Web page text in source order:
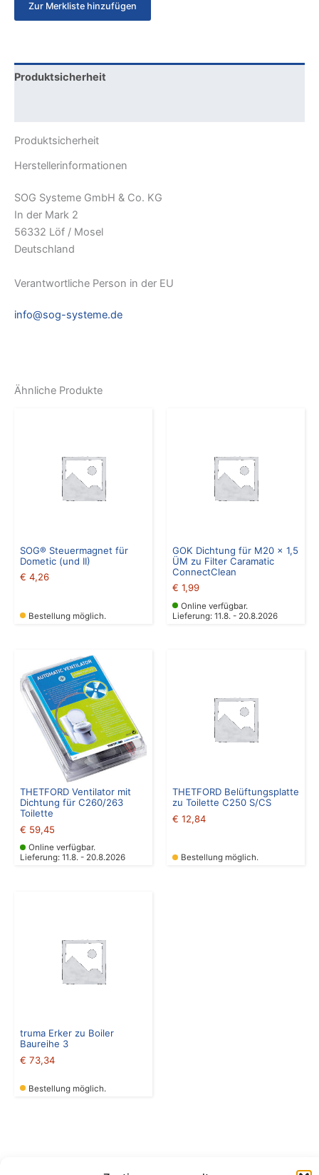
Zur Merkliste hinzufügen
Produktsicherheit
Produktsicherheit
Herstellerinformationen
SOG Systeme GmbH & Co. KG
In der Mark 2
56332 Löf / Mosel
Deutschland
Verantwortliche Person in der EU
info@sog-systeme.de
Ähnliche Produkte
SOG® Steuermagnet für
Dometic (und II)
€ 4,26
Bestellung möglich.
GOK Dichtung für M20 x 1,5
ÜM zu Filter Caramatic
ConnectClean
€ 1,99
Online verfügbar.
Lieferung: 11.8. - 20.8.2026
THETFORD Ventilator mit
Dichtung für C260/263
Toilette
€ 59,45
Online verfügbar.
Lieferung: 11.8. - 20.8.2026
THETFORD Belüftungsplatte
zu Toilette C250 S/CS
€ 12,84
Bestellung möglich.
truma Erker zu Boiler
Baureihe 3
€ 73,34
Bestellung möglich.